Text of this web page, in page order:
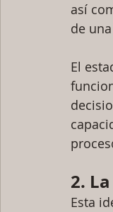
así
de
El
2.
Esta